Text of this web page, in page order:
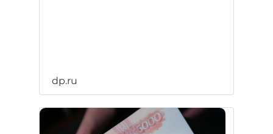
dp.ru